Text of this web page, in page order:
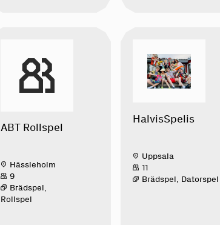
ABT Rollspel
Hässleholm
9
Brädspel,
Rollspel
HalvisSpelis
Uppsala
11
Brädspel, Datorspel